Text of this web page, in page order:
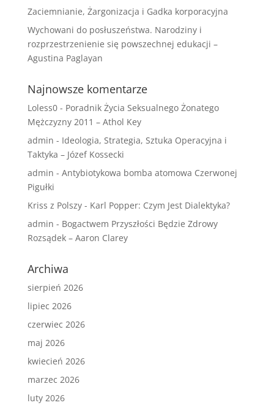
Zaciemnianie, Żargonizacja i Gadka korporacyjna
Wychowani do posłuszeństwa. Narodziny i
rozprzestrzenienie się powszechnej edukacji –
Agustina Paglayan
Najnowsze komentarze
Loless0- Poradnik Życia Seksualnego Żonatego
Mężczyzny 2011 – Athol Key
admin - Ideologia, Strategia, Sztuka Operacyjna i
Taktyka – Józef Kossecki
admin - Antybiotykowa bomba atomowa Czerwonej
Pigułki
Kriss z Polszy- Karl Popper: Czym Jest Dialektyka?
admin - Bogactwem Przyszłości Będzie Zdrowy
Rozsądek – Aaron Clarey
Archiwa
sierpień 2026
lipiec 2026
czerwiec 2026
maj 2026
kwiecień 2026
marzec 2026
luty 2026